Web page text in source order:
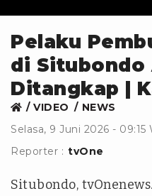
Pelaku
di Situbondo
Ditangkap |
VIDEO
NEWS
Selasa, 9 Juni 2026 - 09:15
Reporter : tvOne
Situbondo,